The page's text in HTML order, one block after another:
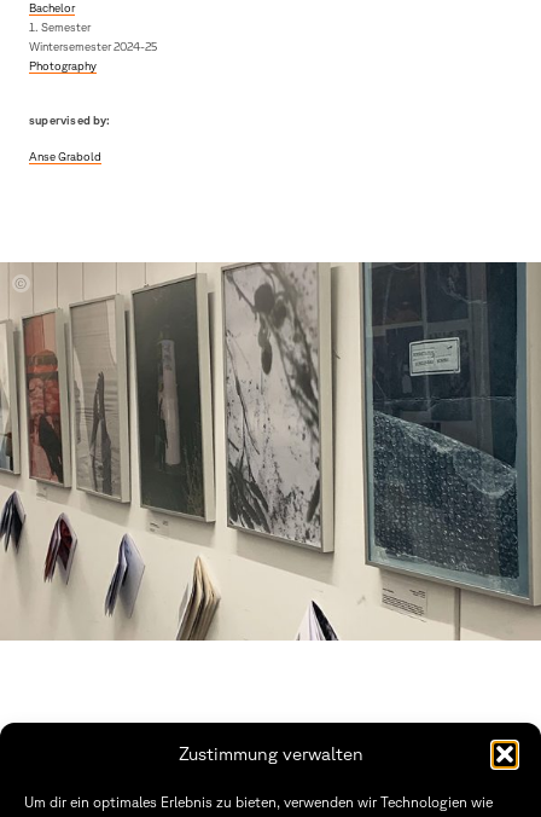
Zustimmung verwalten
Um dir ein optimales Erlebnis zu bieten, verwenden wir Technologien wie
Bachelor
1. Semester
Wintersemester 2024-25
Photography
supervised by:
Anse Grabold
THWS | Fakultät Gestaltung Würzburg